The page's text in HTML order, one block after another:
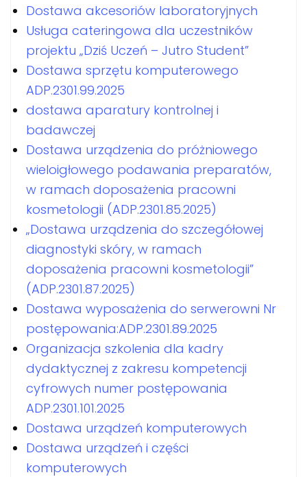
Dostawa akcesoriów laboratoryjnych
Usługa cateringowa dla uczestników
projektu „Dziś Uczeń – Jutro Student”
Dostawa sprzętu komputerowego
ADP.2301.99.2025
dostawa aparatury kontrolnej i
badawczej
Dostawa urządzenia do próżniowego
wieloigłowego podawania preparatów,
w ramach doposażenia pracowni
kosmetologii (ADP.2301.85.2025)
„Dostawa urządzenia do szczegółowej
diagnostyki skóry, w ramach
doposażenia pracowni kosmetologii”
(ADP.2301.87.2025)
Dostawa wyposażenia do serwerowni Nr
postępowania:ADP.2301.89.2025
Organizacja szkolenia dla kadry
dydaktycznej z zakresu kompetencji
cyfrowych numer postępowania
ADP.2301.101.2025
Dostawa urządzeń komputerowych
Dostawa urządzeń i części
komputerowych